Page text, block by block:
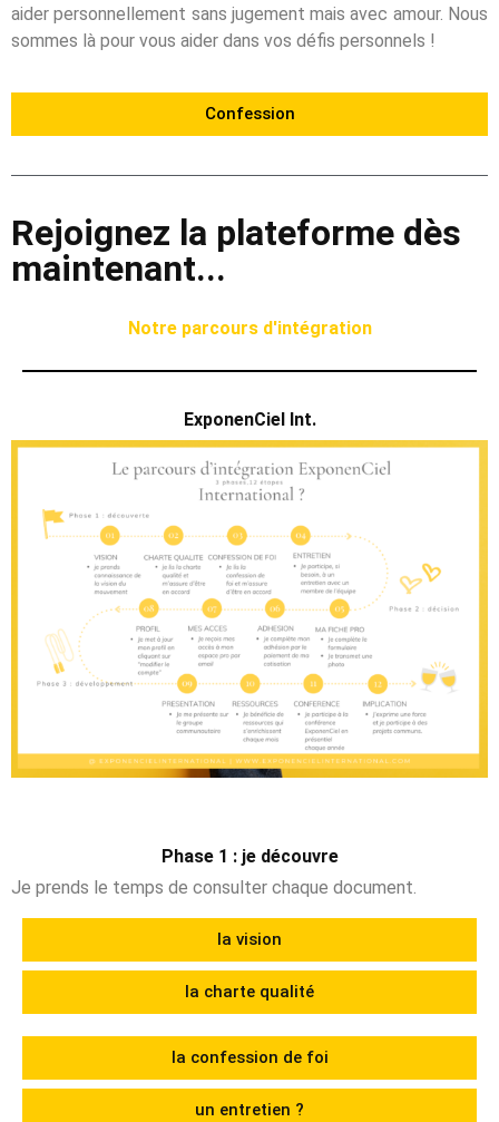
aider personnellement sans jugement mais avec amour. Nous
sommes là pour vous aider dans vos défis personnels !
Confession
Rejoignez la plateforme dès
maintenant...
Notre parcours d'intégration
ExponenCiel Int.
Phase 1 : je découvre
Je prends le temps de consulter chaque document.
la vision
la charte qualité
la confession de foi
un entretien ?